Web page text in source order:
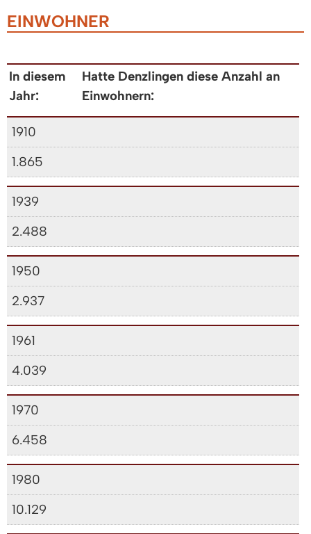
EINWOHNER
In diesem
Jahr:
Hatte Denzlingen diese Anzahl an
Einwohnern:
1910
1.865
1939
2.488
1950
2.937
1961
4.039
1970
6.458
1980
10.129